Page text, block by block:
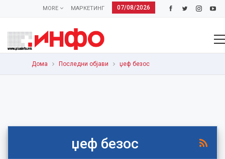
07/08/2026
МАРКЕТИНГ
MORE
Дома Последни објави џеф безос
џеф безос